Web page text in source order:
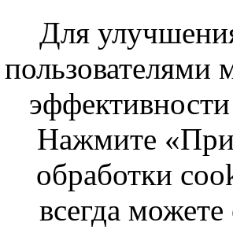
Для
Нажмите
обработки
всегда